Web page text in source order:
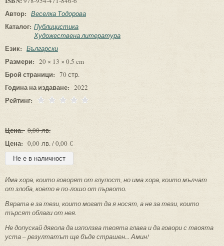
Автор: Веселка Тодорова
Каталог: Публицистика
Художествена литература
Език: Български
Размери: 20 × 13 × 0.5 cm
Брой страници: 70 стр.
Година на издаване: 2022
Рейтинг:
Цена: 0,00 лв.
Цена: 0,00 лв. / 0,00 €
Има хора, които говорят от глупост, но има хора, които мълчат
от злоба, което е по-лошо от първото.
Вярата е за тези, които могат да я носят, а не за тези, които
търсят облаги от нея.
Не допускай дявола да използва твоята глава и да говори с твоята
уста – резултатът ще бъде страшен... Амин!